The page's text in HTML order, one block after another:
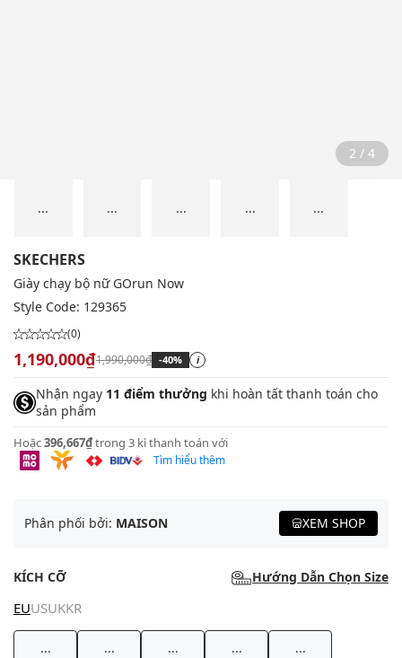
2 / 4
... ... ... ... ...
SKECHERS
Giày chạy bộ nữ GOrun Now
Style Code: 129365
(0)
1,190,000₫1,990,000₫ -40% i
Nhận ngay 11 điểm thưởng khi hoàn tất thanh toán cho
sản phẩm
Hoặc396,667₫trong 3 kì thanh toán với
Tìm hiểu thêm
Phân phối bởi: MAISON XEM SHOP
KÍCH CỠ Hướng Dẫn Chọn Size
EUUSUKKR
... ... ... ... ...